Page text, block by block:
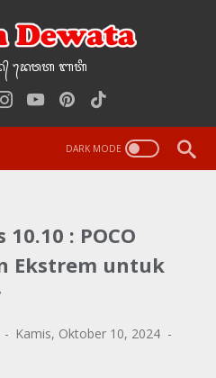
᭢ᬤᬯᬢ‌‌‌ ᬩᬢᬶ
: POCO
Ekstrem untuk
Kamis, Oktober 10, 2024